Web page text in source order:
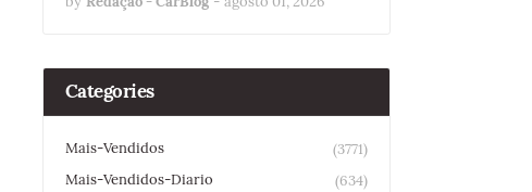
Categories
Mais-Vendidos
(3771)
Mais-Vendidos-Diario
(634)